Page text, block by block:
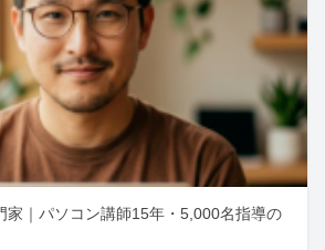
家｜パソコン講師15年・5,000名指導の